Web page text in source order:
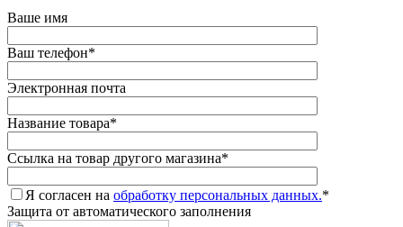
Ваше имя
Ваш телефон*
Электронная почта
Название товара*
Ссылка на товар другого магазина*
Я согласен на обработку персональных данных.*
Защита от автоматического заполнения